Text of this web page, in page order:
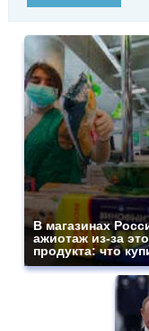
В магазинах
ажиотаж из-за
продукта: что